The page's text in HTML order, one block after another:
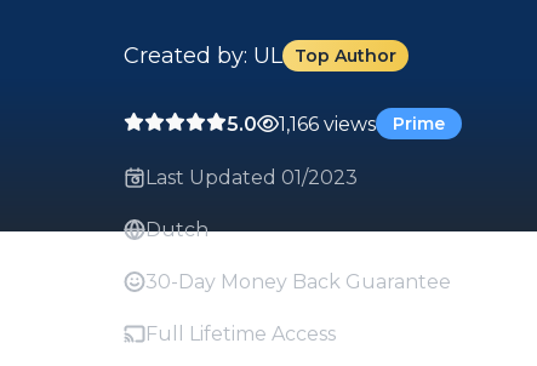
Created by: UL Top Author
5.0 1,166 views Prime
Last Updated 01/2023
Dutch
30-Day Money Back Guarantee
Full Lifetime Access